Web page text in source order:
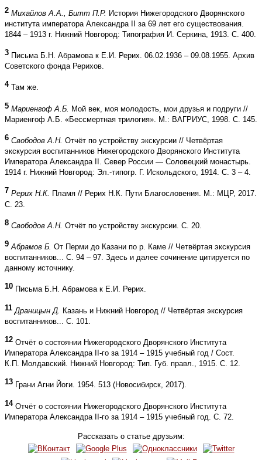
2 Михайлов А.А., Битт П.Р. История Нижегородского Дворянского
института императора Александра II за 69 лет его существования.
1844 – 1913 г. Нижний Новгород: Типография И. Серкина, 1913. С. 400.
3 Письма Б.Н. Абрамова к Е.И. Рерих. 06.02.1936 – 09.08.1955. Архив
Советского фонда Рерихов.
4Там же.
5 Мариенгоф А.Б.
Мой век, моя молодость, мои друзья и подруги //
Мариенгоф А.Б. «Бессмертная трилогия». М.: ВАГРИУС, 1998. С. 145.
6 Свободов А.Н. Отчёт по устройству экскурсии // Четвёртая
экскурсия воспитанников Нижегородского Дворянского Института
Императора Александра II. Север России — Соловецкий монастырь.
1914 г. Нижний Новгород: Эл.-типогр. Г. Искольдского, 1914. С. 3 – 4.
7 Рерих Н.К. Пламя // Рерих Н.К. Пути Благословения. М.: МЦР, 2017.
С. 23.
8 Свободов А.Н. Отчёт по устройству экскурсии. С. 20.
9 Абрамов Б. От Перми до Казани по р. Каме // Четвёртая экскурсия
воспитанников... С. 94 – 97. Здесь и далее сочинение цитируется по
данному источнику.
10 Письма Б.Н. Абрамова к Е.И. Рерих.
11 Драницын Д.
Казань и Нижний Новгород // Четвёртая экскурсия
воспитанников... С. 101.
12 Отчёт о состоянии Нижегородского Дворянского Института
Императора Александра II-го за 1914 – 1915 учебный год / Сост.
К.П. Молдавский. Нижний Новгород: Тип. Губ. правл., 1915. С. 12.
13 Грани Агни Йоги. 1954. 513 (Новосибирск, 2017).
14Отчёт о состоянии Нижегородского Дворянского Института
Императора Александра II-го за 1914 – 1915 учебный год. С. 72.
Рассказать о статье друзьям: